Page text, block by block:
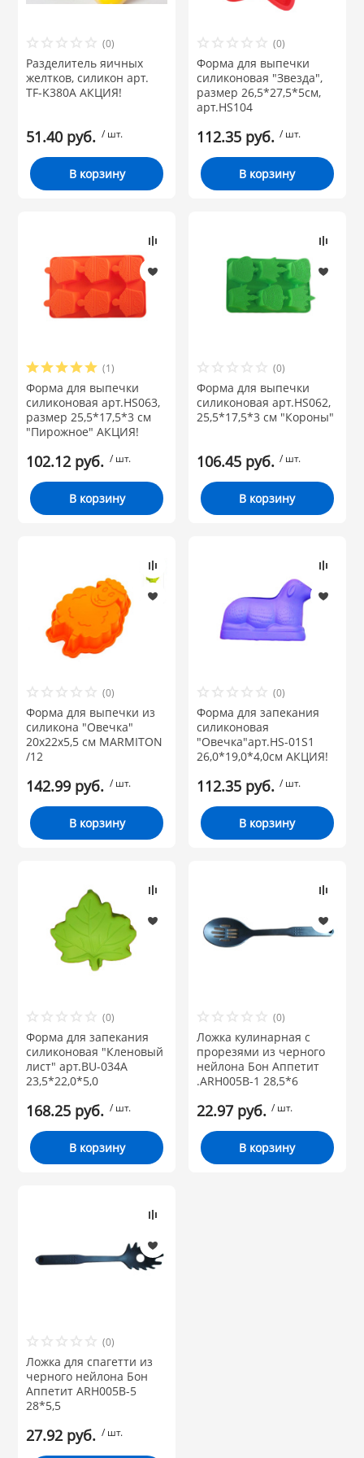
НИКИС
КВАРЦ
КАТУНЬ
ЛЕСНИКОВО
СТЕКЛА
КУХНИ
и посуда из
закаточные
(0)
Разделитель яичных
желтков, силикон арт.
TF-K380A АКЦИЯ!
51.40 руб. / шт.
В корзину
(0)
Форма для выпечки
силиконовая "Звезда",
размер 26,5*27,5*5см,
арт.HS104
112.35 руб. / шт.
В корзину
(1)
Форма для выпечки
силиконовая арт.HS063,
размер 25,5*17,5*3 см
"Пирожное" АКЦИЯ!
102.12 руб. / шт.
В корзину
(0)
Форма для выпечки
силиконовая арт.HS062,
25,5*17,5*3 см "Короны"
106.45 руб. / шт.
В корзину
(0)
Форма для выпечки из
силикона "Овечка"
20х22х5,5 см MARMITON
/12
142.99 руб. / шт.
В корзину
(0)
Форма для запекания
силиконовая
"Овечка"арт.HS-01S1
26,0*19,0*4,0см АКЦИЯ!
112.35 руб. / шт.
В корзину
(0)
Форма для запекания
силиконовая "Кленовый
лист" арт.BU-034A
23,5*22,0*5,0
168.25 руб. / шт.
В корзину
(0)
Ложка кулинарная с
прорезями из черного
нейлона Бон Аппетит
.ARH005B-1 28,5*6
22.97 руб. / шт.
В корзину
(0)
Ложка для спагетти из
черного нейлона Бон
Аппетит ARH005B-5
28*5,5
27.92 руб. / шт.